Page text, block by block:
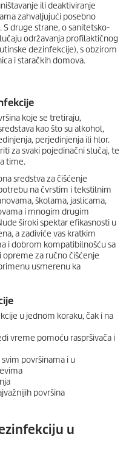
ili deaktiviranje
zahvaljujući posebno
druge strane, o sanitetsko-
održavanja profilaktičnog
dezinfekcije), s obzirom
i staračkih domova.
koje se tretiraju,
kao što su alkohol,
perjedinjenja ili hlor.
za svaki pojedinačni slučaj, te
time.
sredstva za čišćenje
na čvrstim i tekstilnim
školama, jaslicama,
i mnogim drugim
široki spektar efikasnosti u
a zadiviće vas kratkim
i dobrom kompatibilnošću sa
opreme za ručno čišćenje
usmerenu ka
u jednom koraku, čak i na
vreme pomoću raspršivača i
površinama i u
površina
u